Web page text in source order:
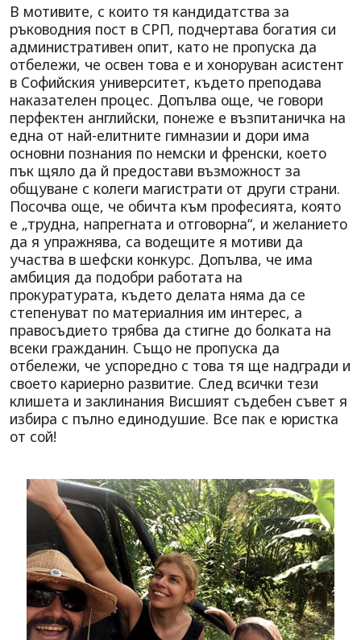
В мотивите, с които тя кандидатства за
ръководния пост в СРП, подчертава богатия си
административен опит, като не пропуска да
отбележи, че освен това е и хоноруван асистент
в Софийския университет, където преподава
наказателен процес. Допълва още, че говори
перфектен английски, понеже е възпитаничка на
една от най-елитните гимназии и дори има
основни познания по немски и френски, което
пък щяло да й предостави възможност за
общуване с колеги магистрати от други страни.
Посочва още, че обичта към професията, която
е „трудна, напрегната и отговорна“, и желанието
да я упражнява, са водещите я мотиви да
участва в шефски конкурс. Допълва, че има
амбиция да подобри работата на
прокуратурата, където делата няма да се
степенуват по материалния им интерес, а
правосъдието трябва да стигне до болката на
всеки гражданин. Също не пропуска да
отбележи, че успоредно с това тя ще надгради и
своето кариерно развитие. След всички тези
клишета и заклинания Висшият съдебен съвет я
избира с пълно единодушие. Все пак е юристка
от сой!